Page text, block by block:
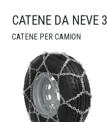
CATENE DA NEVE
CATENE PER CAMION